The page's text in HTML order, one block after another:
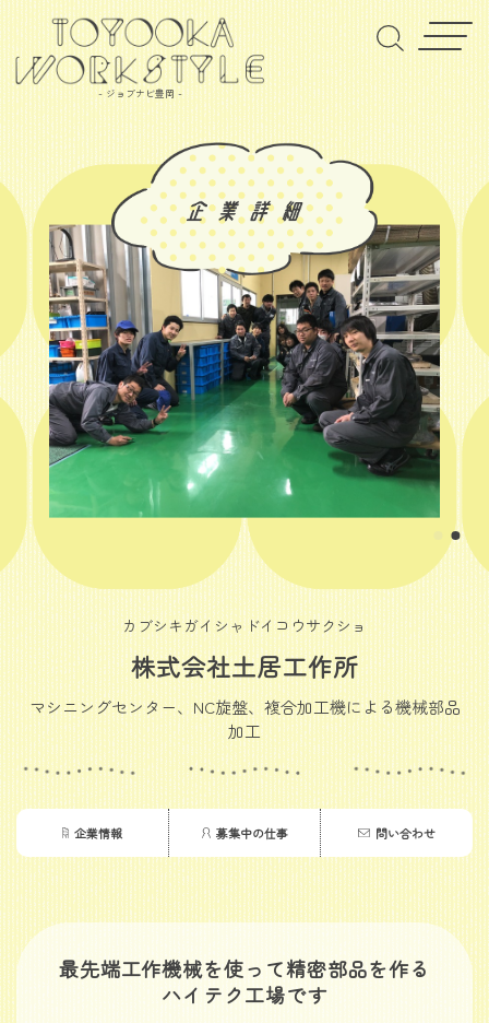
- ジョブナビ豊岡 -
カブシキガイシャドイコウサクショ
株式会社土居工作所
マシニングセンター、NC旋盤、複合加工機による機械部品
加工
企業情報 募集中の仕事 問い合わせ
最先端工作機械を使って精密部品を作る
ハイテク工場です